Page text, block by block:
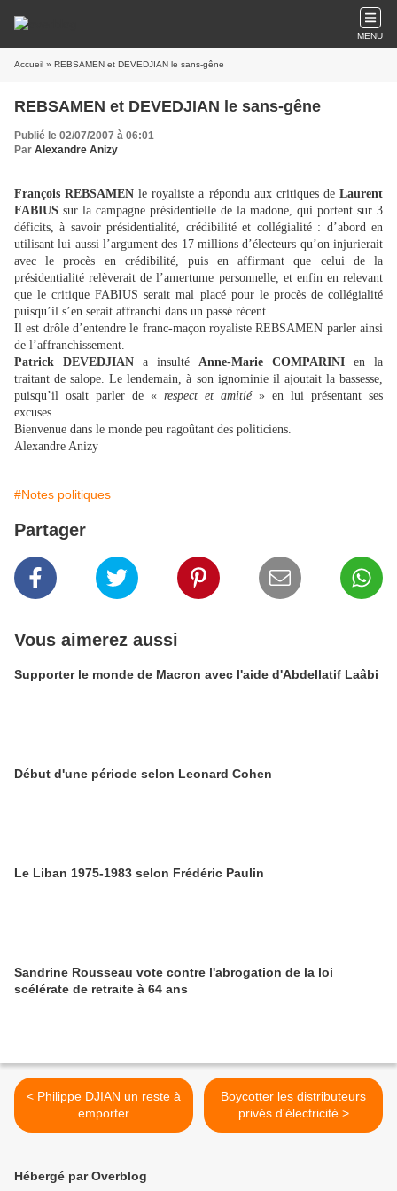
MENU
Accueil » REBSAMEN et DEVEDJIAN le sans-gêne
REBSAMEN et DEVEDJIAN le sans-gêne
Publié le 02/07/2007 à 06:01
Par Alexandre Anizy
François REBSAMEN le royaliste a répondu aux critiques deLaurent
FABIUS sur la campagne présidentielle de la madone, qui portent sur 3
déficits, à savoir présidentialité, crédibilité et collégialité : d’abord en
utilisant lui aussi l’argument des 17 millions d’électeurs qu’on injurierait
avec le procès en crédibilité, puis en affirmant que celui de la
présidentialité relèverait de l’amertume personnelle, et enfin en relevant
que le critique FABIUS serait mal placé pour le procès de collégialité
puisqu’il s’en serait affranchi dans un passé récent.
Il est drôle d’entendre le franc-maçon royaliste REBSAMEN parler ainsi
de l’affranchissement.
Patrick DEVEDJIAN a insulté Anne-Marie COMPARINI en la
traitant de salope. Le lendemain, à son ignominie il ajoutait la bassesse,
puisqu’il osait parler de « respect et amitié» en lui présentant ses
excuses.
Bienvenue dans le monde peu ragoûtant des politiciens.
Alexandre Anizy
#Notes politiques
Partager
Vous aimerez aussi
Supporter le monde de Macron avec l'aide d'Abdellatif Laâbi
Début d'une période selon Leonard Cohen
Le Liban 1975-1983 selon Frédéric Paulin
Sandrine Rousseau vote contre l'abrogation de la loi
scélérate de retraite à 64 ans
< Philippe DJIAN un reste à
emporter
Boycotter les distributeurs
privés d'électricité >
Hébergé par Overblog